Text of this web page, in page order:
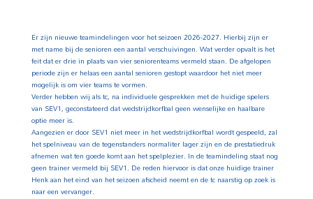
Er zijn nieuwe teamindelingen voor het seizoen 2026-2027. Hierbij zijn er
met name bij de senioren een aantal verschuivingen. Wat verder opvalt is het
feit dat er drie in plaats van vier seniorenteams vermeld staan. De afgelopen
periode zijn er helaas een aantal senioren gestopt waardoor het niet meer
mogelijk is om vier teams te vormen.
Verder hebben wij als tc, na individuele gesprekken met de huidige spelers
van SEV1, geconstateerd dat wedstrijdkorfbal geen wenselijke en haalbare
optie meer is.
Aangezien er door SEV1 niet meer in het wedstrijdkorfbal wordt gespeeld, zal
het spelniveau van de tegenstanders normaliter lager zijn en de prestatiedruk
afnemen wat ten goede komt aan het spelplezier. In de teamindeling staat nog
geen trainer vermeld bij SEV1. De reden hiervoor is dat onze huidige trainer
Henk aan het eind van het seizoen afscheid neemt en de tc naarstig op zoek is
naar een vervanger.